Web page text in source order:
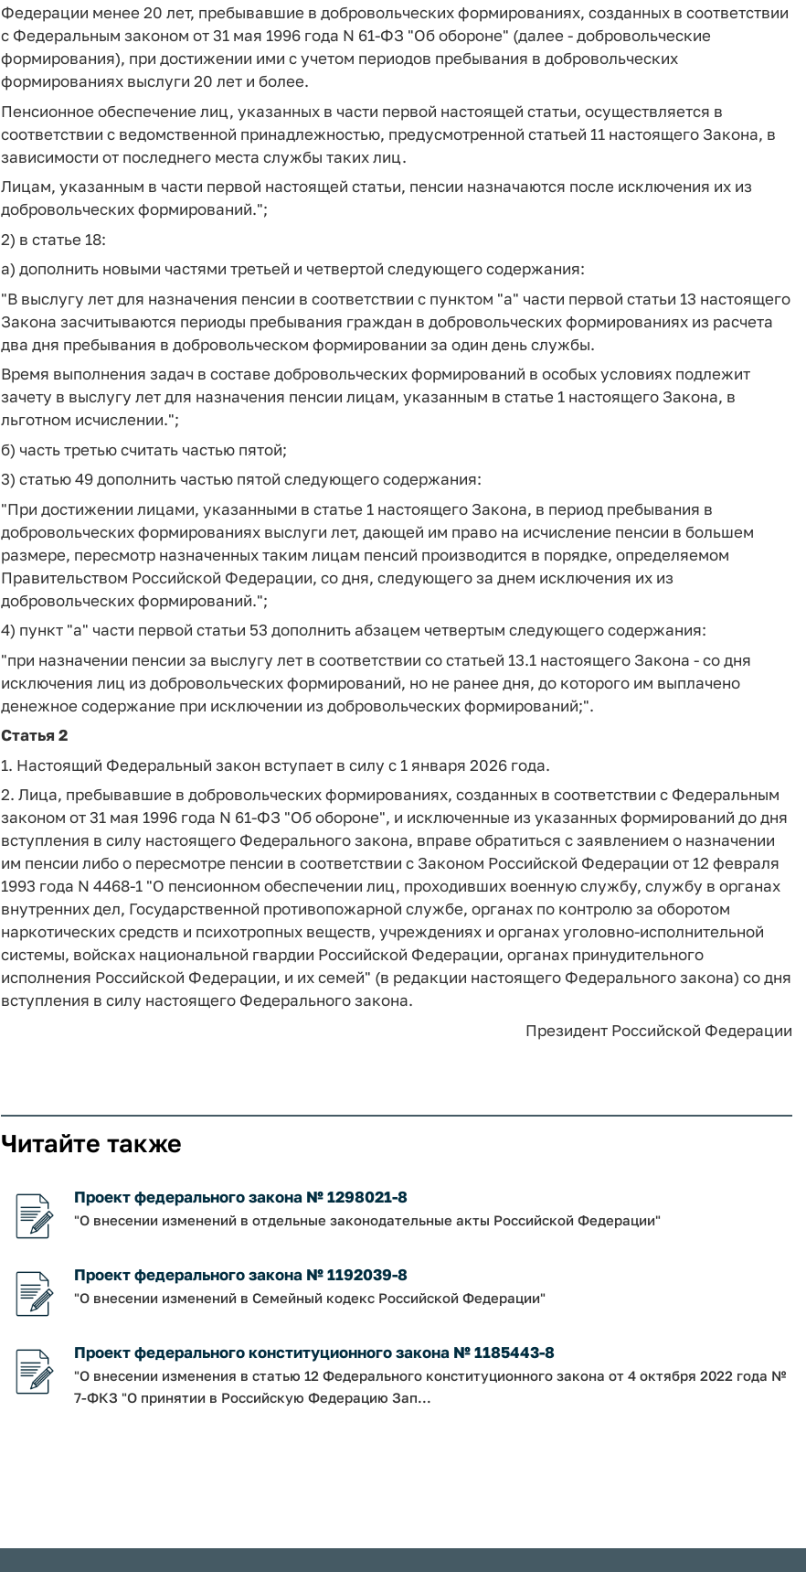
Федерации менее 20 лет, пребывавшие в добровольческих формированиях, созданных в соответствии
с Федеральным законом от 31 мая 1996 года N 61-ФЗ "Об обороне" (далее - добровольческие
формирования), при достижении ими с учетом периодов пребывания в добровольческих
формированиях выслуги 20 лет и более.
Пенсионное обеспечение лиц, указанных в части первой настоящей статьи, осуществляется в
соответствии с ведомственной принадлежностью, предусмотренной статьей 11 настоящего Закона, в
зависимости от последнего места службы таких лиц.
Лицам, указанным в части первой настоящей статьи, пенсии назначаются после исключения их из
добровольческих формирований.";
2) в статье 18:
а) дополнить новыми частями третьей и четвертой следующего содержания:
"В выслугу лет для назначения пенсии в соответствии с пунктом "а" части первой статьи 13 настоящего
Закона засчитываются периоды пребывания граждан в добровольческих формированиях из расчета
два дня пребывания в добровольческом формировании за один день службы.
Время выполнения задач в составе добровольческих формирований в особых условиях подлежит
зачету в выслугу лет для назначения пенсии лицам, указанным в статье 1 настоящего Закона, в
льготном исчислении.";
б) часть третью считать частью пятой;
3) статью 49 дополнить частью пятой следующего содержания:
"При достижении лицами, указанными в статье 1 настоящего Закона, в период пребывания в
добровольческих формированиях выслуги лет, дающей им право на исчисление пенсии в большем
размере, пересмотр назначенных таким лицам пенсий производится в порядке, определяемом
Правительством Российской Федерации, со дня, следующего за днем исключения их из
добровольческих формирований.";
4) пункт "а" части первой статьи 53 дополнить абзацем четвертым следующего содержания:
"при назначении пенсии за выслугу лет в соответствии со статьей 13.1 настоящего Закона - со дня
исключения лиц из добровольческих формирований, но не ранее дня, до которого им выплачено
денежное содержание при исключении из добровольческих формирований;".
Статья 2
1. Настоящий Федеральный закон вступает в силу с 1 января 2026 года.
2. Лица, пребывавшие в добровольческих формированиях, созданных в соответствии с Федеральным
законом от 31 мая 1996 года N 61-ФЗ "Об обороне", и исключенные из указанных формирований до дня
вступления в силу настоящего Федерального закона, вправе обратиться с заявлением о назначении
им пенсии либо о пересмотре пенсии в соответствии с Законом Российской Федерации от 12 февраля
1993 года N 4468-1 "О пенсионном обеспечении лиц, проходивших военную службу, службу в органах
внутренних дел, Государственной противопожарной службе, органах по контролю за оборотом
наркотических средств и психотропных веществ, учреждениях и органах уголовно-исполнительной
системы, войсках национальной гвардии Российской Федерации, органах принудительного
исполнения Российской Федерации, и их семей" (в редакции настоящего Федерального закона) со дня
вступления в силу настоящего Федерального закона.
Президент Российской Федерации
Читайте также
Проект федерального закона № 1298021-8
"О внесении изменений в отдельные законодательные акты Российской Федерации"
Проект федерального закона № 1192039-8
"О внесении изменений в Семейный кодекс Российской Федерации"
Проект федерального конституционного закона № 1185443-8
"О внесении изменения в статью 12 Федерального конституционного закона от 4 октября 2022 года №
7-ФКЗ "О принятии в Российскую Федерацию Зап...